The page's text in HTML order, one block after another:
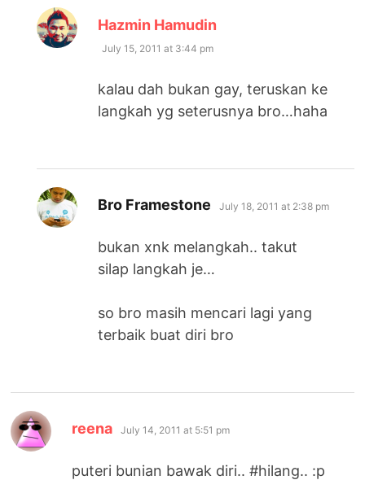
Hazmin Hamudin
July 15, 2011 at 3:44 pm
kalau dah bukan gay, teruskan ke
langkah yg seterusnya bro…haha
Bro Framestone says:
July 18, 2011 at 2:38 pm
bukan xnk melangkah.. takut
silap langkah je…
so bro masih mencari lagi yang
terbaik buat diri bro
reena says:
July 14, 2011 at 5:51 pm
puteri bunian bawak diri.. #hilang.. :p